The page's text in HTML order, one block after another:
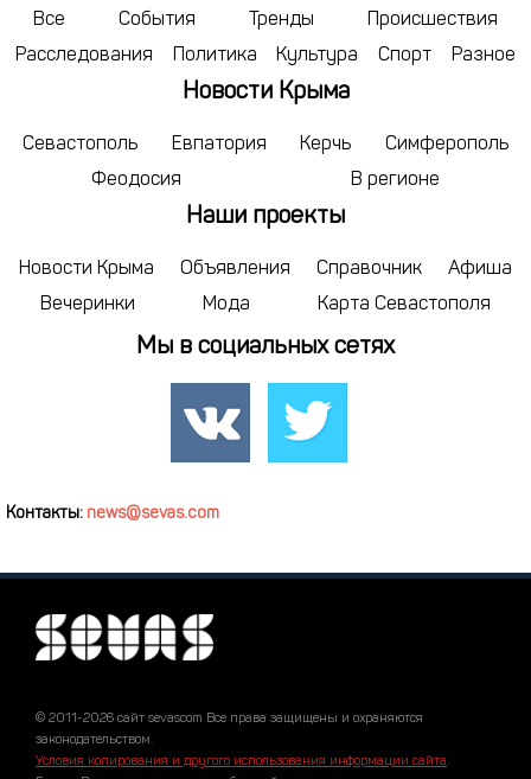
29 30 1 2 4 5
6 7 8 10 11 12
Все События Тренды
Происшествия
Расследования
Политика Культура Спорт Разное
Новости Крыма
Севастополь Евпатория Керчь
Симферополь
Феодосия
В регионе
Наши проекты
Новости Крыма Объявления Справочник
Афиша
Вечеринки
Мода Карта Севастополя
Мы в социальных сетях
Контакты: news@sevas.com
© 2011-2026 сайт sevascom Все права защищены и охраняются
законодательством.
Условия копирования и другого использования информации сайта.